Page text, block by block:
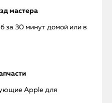
мастера
за 30 минут домой или в
Apple для